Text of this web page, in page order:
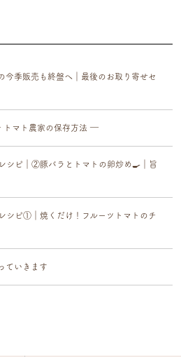
今季販売も終盤へ｜最後のお取り寄せセ
トマト農家の保存方法 ―
シピ｜②豚バラとトマトの卵炒め🍳｜旨
シピ①｜焼くだけ！フルーツトマトのチ
ていきます